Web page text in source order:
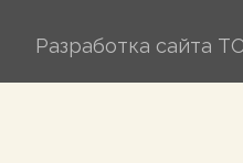
Разработка сайта